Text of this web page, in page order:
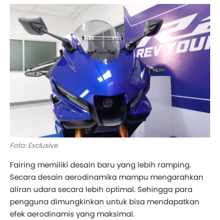
Foto: Exclusive
Fairing memiliki desain baru yang lebih ramping.
Secara desain aerodinamika mampu mengarahkan
aliran udara secara lebih optimal. Sehingga para
pengguna dimungkinkan untuk bisa mendapatkan
efek aerodinamis yang maksimal.